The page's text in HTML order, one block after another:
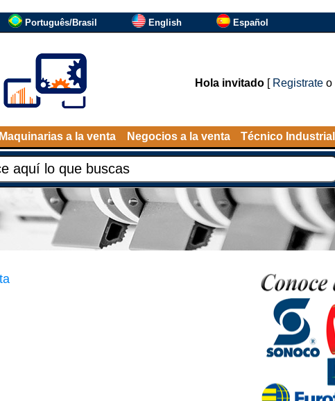
Português/Brasil English Español
Hola invitado[ Registrateo
a la venta Negocios a la venta Técnico Industrial